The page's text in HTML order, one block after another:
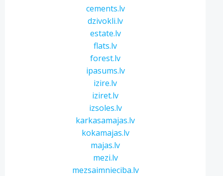
cements.lv
dzivokli.lv
estate.lv
flats.lv
forest.lv
ipasums.lv
izire.lv
iziret.lv
izsoles.lv
karkasamajas.lv
kokamajas.lv
majas.lv
mezi.lv
mezsaimnieciba.lv